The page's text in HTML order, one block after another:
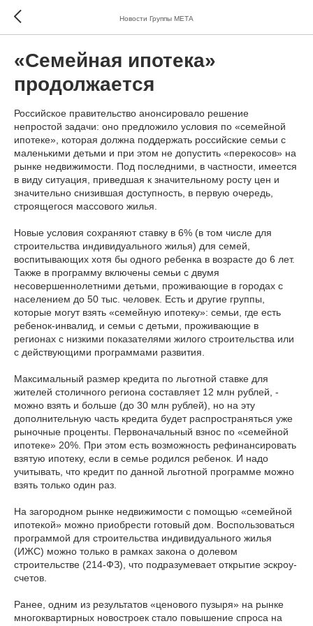
Новости Группы МЕТА
«Семейная ипотека»
продолжается
Российское правительство анонсировало решение
непростой задачи: оно предложило условия по «семейной
ипотеке», которая должна поддержать российские семьи с
маленькими детьми и при этом не допустить «перекосов» на
рынке недвижимости. Под последними, в частности, имеется
в виду ситуация, приведшая к значительному росту цен и
значительно снизившая доступность, в первую очередь,
строящегося массового жилья.
Новые условия сохраняют ставку в 6% (в том числе для
строительства индивидуального жилья) для семей,
воспитывающих хотя бы одного ребенка в возрасте до 6 лет.
Также в программу включены семьи с двумя
несовершеннолетними детьми, проживающие в городах с
населением до 50 тыс. человек. Есть и другие группы,
которые могут взять «семейную ипотеку»: семьи, где есть
ребенок-инвалид, и семьи с детьми, проживающие в
регионах с низкими показателями жилого строительства или
с действующими программами развития.
Максимальный размер кредита по льготной ставке для
жителей столичного региона составляет 12 млн рублей, -
можно взять и больше (до 30 млн рублей), но на эту
дополнительную часть кредита будет распространяться уже
рыночные проценты. Первоначальный взнос по «семейной
ипотеке» 20%. При этом есть возможность рефинансировать
взятую ипотеку, если в семье родился ребенок. И надо
учитывать, что кредит по данной льготной программе можно
взять только один раз.
На загородном рынке недвижимости с помощью «семейной
ипотекой» можно приобрести готовый дом. Воспользоваться
программой для строительства индивидуального жилья
(ИЖС) можно только в рамках закона о долевом
строительстве (214-ФЗ), что подразумевает открытие эскроу-
счетов.
Ранее, одним из результатов «ценового пузыря» на рынке
многоквартирных новостроек стало повышение спроса на